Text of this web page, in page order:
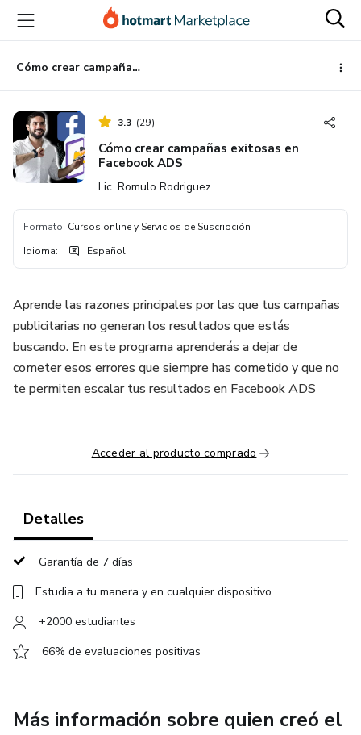
principal
página
de
página
Cómo crear campañas exitosas en Facebook ADS
3.3 (29)
Cómo crear campañas exitosas en
Facebook ADS
Lic. Romulo Rodriguez
Formato: Cursos online y Servicios de Suscripción
Idioma: Español
Aprende las razones principales por las que tus campañas
publicitarias no generan los resultados que estás
buscando. En este programa aprenderás a dejar de
cometer esos errores que siempre has cometido y que no
te permiten escalar tus resultados en Facebook ADS
Acceder al producto comprado
Detalles
Garantía de 7 días
Estudia a tu manera y en cualquier dispositivo
+2000 estudiantes
66% de evaluaciones positivas
Más información sobre quien creó el